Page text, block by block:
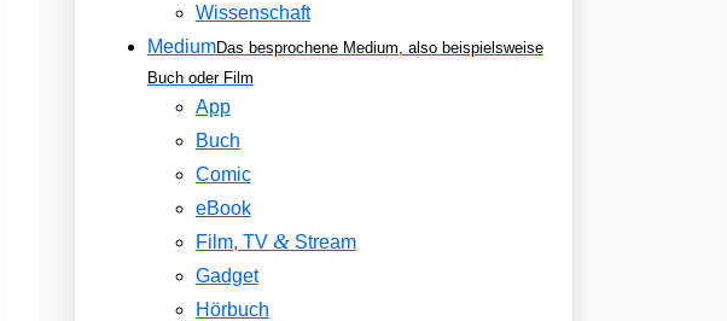
Wissenschaft
MediumDas besprochene Medium, also beispielsweise
Buch oder Film
App
Buch
Comic
eBook
Film, TV &Stream
Gadget
Hörbuch